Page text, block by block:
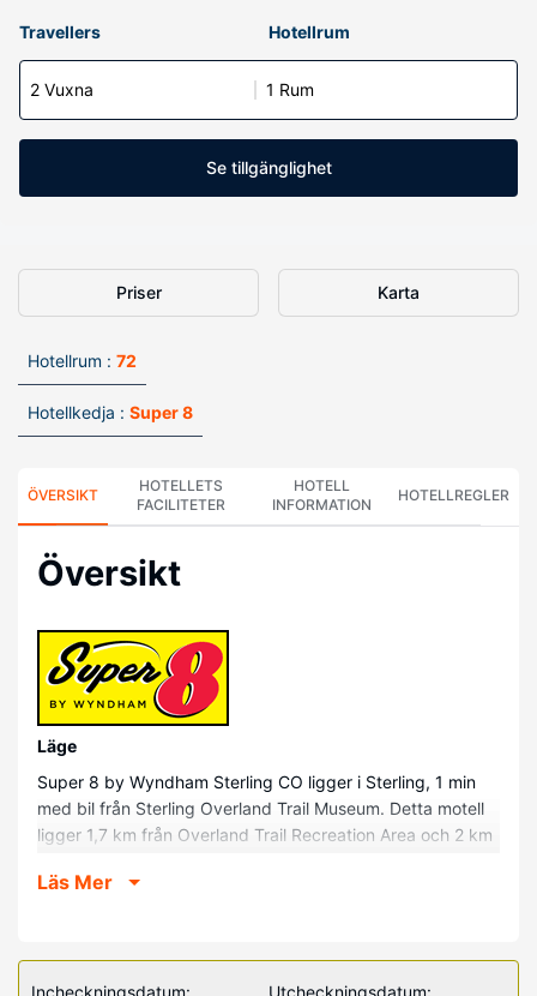
Travellers Hotellrum
2 Vuxna 1 Rum
Se tillgänglighet
Priser Karta
Hotellrum : 72
Hotellkedja : Super 8
ÖVERSIKT
HOTELLETS
FACILITETER
HOTELL
INFORMATION
HOTELLREGLER
Översikt
Läge
Super 8 by Wyndham Sterling CO ligger i Sterling, 1 min
med bil från Sterling Overland Trail Museum. Detta motell
ligger 1,7 km från Overland Trail Recreation Area och 2 km
Hotellrum
rummen med kylskåp och mikrovågsugn. Gratis wi-fi gör
att du kan hålla dig uppkopplad, och satellit-tv erbjuder
Läs Mer
Incheckningsdatum: Utcheckningsdatum: